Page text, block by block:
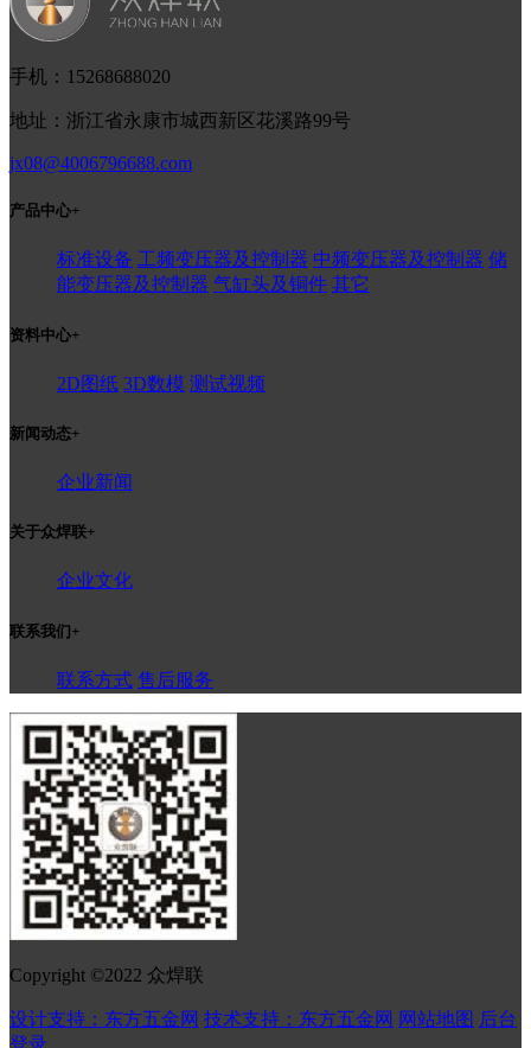
手机：15268688020
地址：浙江省永康市城西新区花溪路99号
jx08@4006796688.com
产品中心+
标准设备 工频变压器及控制器 中频变压器及控制器 储
能变压器及控制器 气缸头及铜件 其它
资料中心+
2D图纸 3D数模 测试视频
新闻动态+
企业新闻
关于众焊联+
企业文化
联系我们+
联系方式 售后服务
Copyright ©2022 众焊联
设计支持：东方五金网 技术支持：东方五金网 网站地图 后台
登录